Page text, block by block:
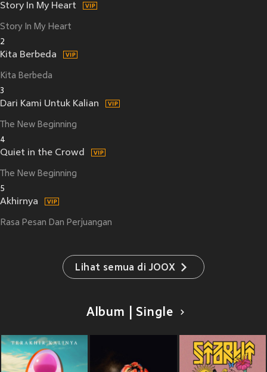
Story In My Heart
Story In My Heart
2
Kita Berbeda
Kita Berbeda
3
Dari Kami Untuk Kalian
The New Beginning
4
Quiet in the Crowd
The New Beginning
5
Akhirnya
Rasa Pesan Dan Perjuangan
Lihat semua di JOOX
Album | Single